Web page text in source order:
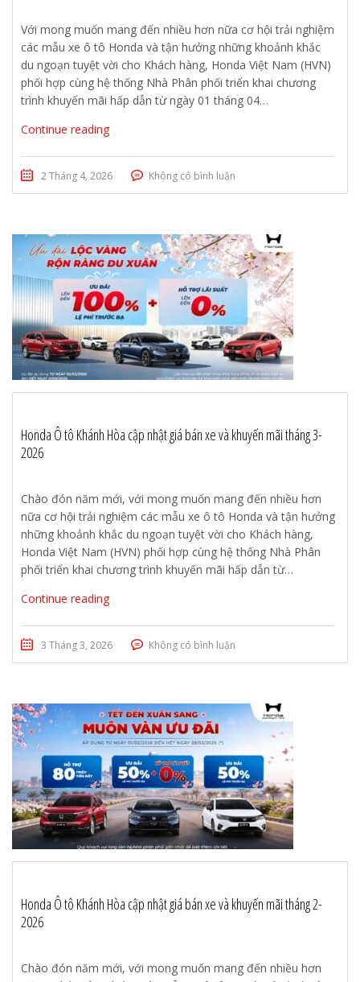
Với mong muốn mang đến nhiều hơn nữa cơ hội trải nghiệm
các mẫu xe ô tô Honda và tận hưởng những khoảnh khắc
du ngoạn tuyệt vời cho Khách hàng, Honda Việt Nam (HVN)
phối hợp cùng hệ thống Nhà Phân phối triển khai chương
trình khuyến mãi hấp dẫn từ ngày 01 tháng 04…
Continue reading
2 Tháng 4, 2026 Không có bình luận
Honda Ô tô Khánh Hòa cập nhật giá bán xe và khuyến mãi tháng 3-
2026
Chào đón năm mới, với mong muốn mang đến nhiều hơn
nữa cơ hội trải nghiệm các mẫu xe ô tô Honda và tận hưởng
những khoảnh khắc du ngoạn tuyệt vời cho Khách hàng,
Honda Việt Nam (HVN) phối hợp cùng hệ thống Nhà Phân
phối triển khai chương trình khuyến mãi hấp dẫn từ…
Continue reading
3 Tháng 3, 2026 Không có bình luận
Honda Ô tô Khánh Hòa cập nhật giá bán xe và khuyến mãi tháng 2-
2026
Chào đón năm mới, với mong muốn mang đến nhiều hơn